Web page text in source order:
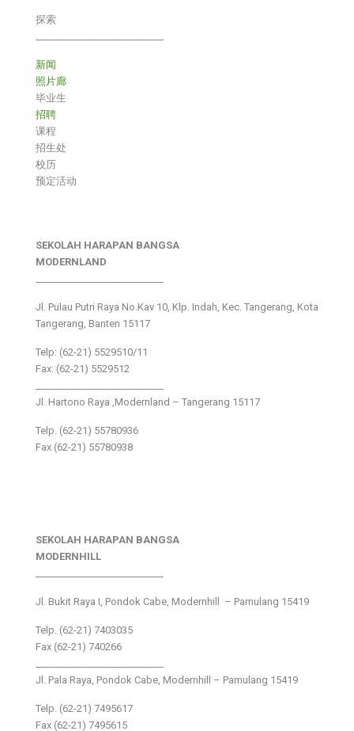
探索
新闻
照片廊
毕业生
招聘
课程
招生处
校历
预定活动
SEKOLAH HARAPAN BANGSA
MODERNLAND
Jl. Pulau Putri Raya No.Kav 10, Klp. Indah, Kec. Tangerang, Kota
Tangerang, Banten 15117
Telp: (62-21) 5529510/11
Fax: (62-21) 5529512
Jl. Hartono Raya ,Modernland – Tangerang 15117
Telp. (62-21) 55780936
Fax (62-21) 55780938
SEKOLAH HARAPAN BANGSA
MODERNHILL
Jl. Bukit Raya I, Pondok Cabe, Modernhill – Pamulang 15419
Telp. (62-21) 7403035
Fax (62-21) 740266
Jl. Pala Raya, Pondok Cabe, Modernhill – Pamulang 15419
Telp. (62-21) 7495617
Fax (62-21) 7495615